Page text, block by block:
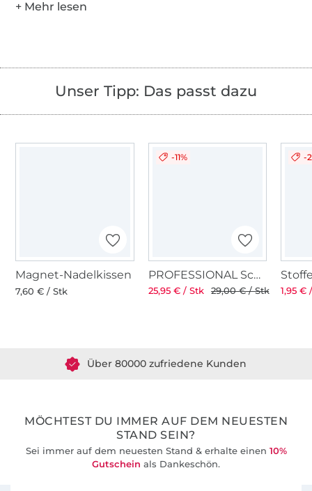
Unser Tipp: Das passt dazu
Magnet-Nadelkissen
7,60 € / Stk
-11%
PROFESSIONAL Schneiderschere 8" 21 cm
25,95 € / Stk 29,00 € / Stk
-
1,95 €
MÖCHTEST DU IMMER AUF DEM NEUESTEN
STAND SEIN?
Sei immer auf dem neuesten Stand & erhalte einen 10%
Gutschein als Dankeschön.